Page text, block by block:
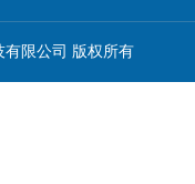
限公司 版权所有